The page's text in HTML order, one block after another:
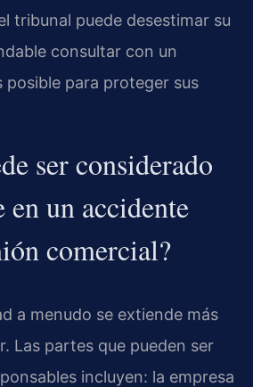
tribunal puede desestimar su
consultar con un
posible para proteger sus
ser considerado
en un accidente
comercial?
a menudo se extiende más
Las partes que pueden ser
incluyen: la empresa